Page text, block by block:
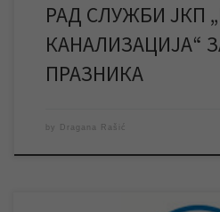
РАД СЛУЖБИ ЈКП
КАНАЛИЗАЦИЈА“
ПРАЗНИКА
by Dragana Rašić